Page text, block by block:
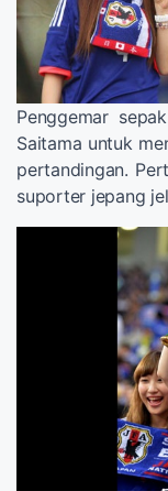
Penggemar
Saitama untuk
pertandingan.
suporter jepang